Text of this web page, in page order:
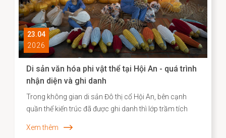
23.04
2026
Di sản văn hóa phi vật thể tại Hội An - quá trình
nhận diện và ghi danh
Trong không gian di sản Đô thị cổ Hội An, bên cạnh
quần thể kiến trúc đã được ghi danh thì lớp trầm tích
Xem thêm